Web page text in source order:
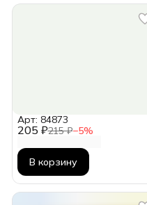
205 ₽215 ₽−5%
Арт: 84873
В корзину